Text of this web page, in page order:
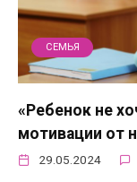
СЕМЬЯ
«Ребенок не
мотивации от
29.05.2024